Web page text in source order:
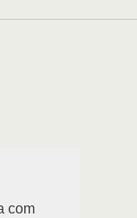
com